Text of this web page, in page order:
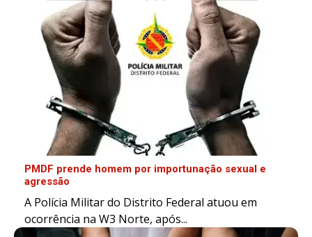
PMDF prende homem por importunação sexual e
agressão
A Polícia Militar do Distrito Federal atuou em
ocorrência na W3 Norte, após...